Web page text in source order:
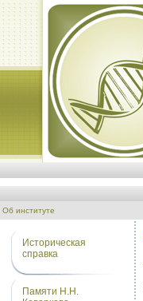
Об институте
Историческая
справка
Памяти Н.Н.